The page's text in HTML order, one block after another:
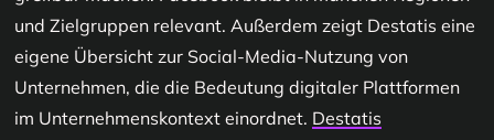
und Zielgruppen relevant. Außerdem zeigt Destatis eine
eigene Übersicht zur Social-Media-Nutzung von
Unternehmen, die die Bedeutung digitaler Plattformen
im Unternehmenskontext einordnet. Destatis